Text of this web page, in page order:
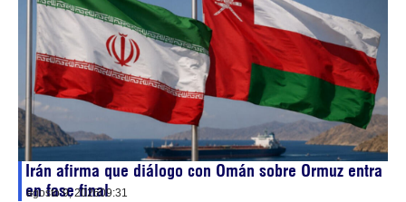
Irán afirma que diálogo con Omán sobre Ormuz entra
en fase final
agosto 9, 202609:31